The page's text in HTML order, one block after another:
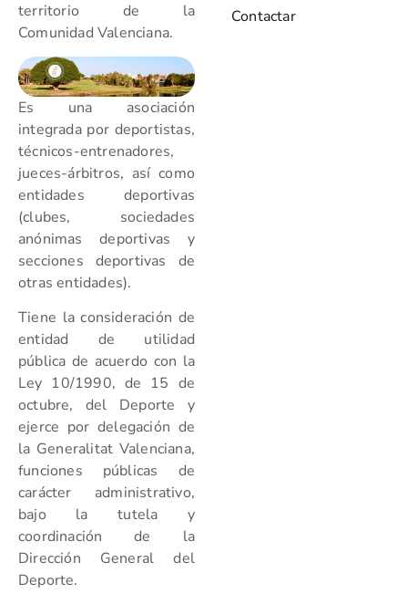
territorio de la
Comunidad Valenciana.
Es una asociación
integrada por deportistas,
técnicos-entrenadores,
jueces-árbitros, así como
entidades deportivas
(clubes, sociedades
anónimas deportivas y
secciones deportivas de
otras entidades).
Tiene la consideración de
entidad de utilidad
pública de acuerdo con la
Ley 10/1990, de 15 de
octubre, del Deporte y
ejerce por delegación de
la Generalitat Valenciana,
funciones públicas de
carácter administrativo,
bajo la tutela y
coordinación de la
Dirección General del
Deporte.
Contactar